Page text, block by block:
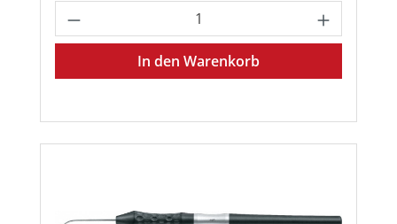
Produkt Anzahl: Gib den
In den Warenkorb